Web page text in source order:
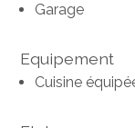
Garage
Equipement
Cuisine